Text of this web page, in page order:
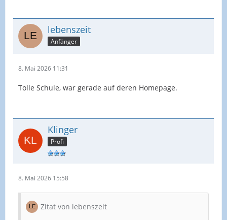
lebenszeit
Anfänger
8. Mai 2026 11:31
Tolle Schule, war gerade auf deren Homepage.
Klinger
Profi
8. Mai 2026 15:58
Zitat von lebenszeit